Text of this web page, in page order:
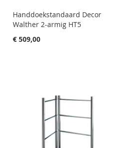
Handdoekstandaard Decor
Walther 2-armig HT5
€ 509,00